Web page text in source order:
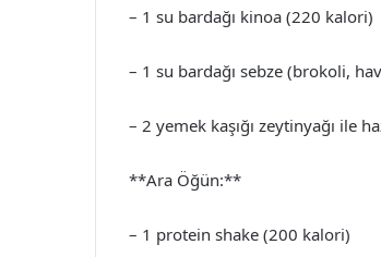
– 1 su bardağı kinoa (220 kalori)
– 1 su bardağı sebze (brokoli,
– 2 yemek kaşığı zeytinyağı ile
**Ara Öğün:**
– 1 protein shake (200 kalori)